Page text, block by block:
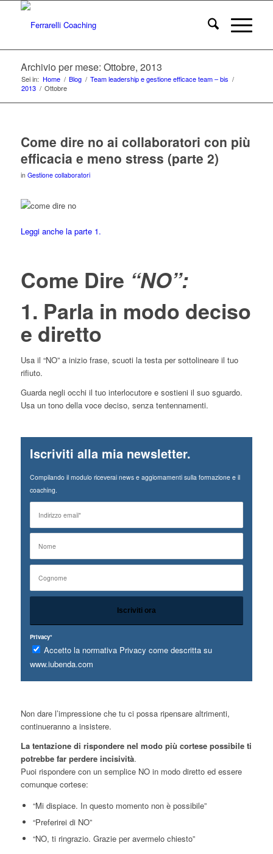
Archivio per mese: Ottobre, 2013
Sei in: Home / Blog / Team leadership e gestione efficace team – bis /
2013 / Ottobre
Come dire no ai collaboratori con più
efficacia e meno stress (parte 2)
in Gestione collaboratori
Leggi anche la parte 1.
Come Dire “NO”:
1. Parla in modo deciso
e diretto
Usa il “NO” a inizio frase, scuoti la testa per sottolineare il tuo
rifiuto.
Guarda negli occhi il tuo interlocutore e sostieni il suo sguardo.
Usa un tono della voce deciso, senza tentennamenti.
Iscriviti alla mia newsletter.
Compilando il modulo riceverai news e aggiornamenti sulla formazione e il
coaching.
Privacy*
Accetto la normativa Privacy come descritta su
www.iubenda.com
Non dare l’impressione che tu ci possa ripensare altrimenti,
continueranno a insistere.
La tentazione di rispondere nel modo più cortese possibile ti
potrebbe far perdere incisività.
Puoi rispondere con un semplice NO in modo diretto ed essere
comunque cortese:
“Mi dispiace. In questo momento non è possibile”
“Preferirei di NO”
“NO, ti ringrazio. Grazie per avermelo chiesto”